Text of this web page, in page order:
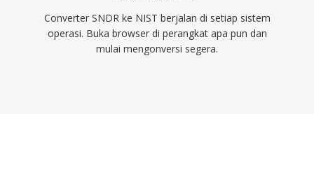
Converter SNDR ke NIST berjalan di setiap sistem
operasi. Buka browser di perangkat apa pun dan
mulai mengonversi segera.